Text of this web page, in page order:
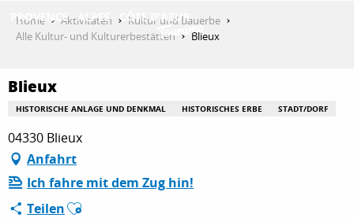
AKTIVITÄTEN
AUFENTHALT
Home Aktivitäten
Kultur und Bauerbe
Alle Kultur- und Kulturerbestätten
Blieux
Blieux
HISTORISCHE ANLAGE UND DENKMAL HISTORISCHES ERBE STADT/DORF
04330 Blieux
Anfahrt
Ich fahre mit dem Zug hin!
TeilenAjouter aux favoris